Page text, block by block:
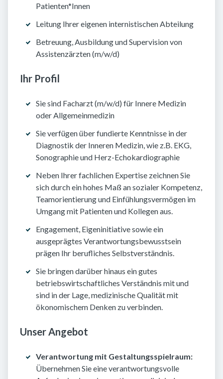
Patienten*Innen
Leitung Ihrer eigenen internistischen Abteilung
Betreuung, Ausbildung und Supervision von
Assistenzärzten (m/w/d)
Ihr Profil
Sie sind Facharzt (m/w/d) für Innere Medizin
oder Allgemeinmedizin
Sie verfügen über fundierte Kenntnisse in der
Diagnostik der Inneren Medizin, wie z.B. EKG,
Sonographie und Herz-Echokardiographie
Neben Ihrer fachlichen Expertise zeichnen Sie
sich durch ein hohes Maß an sozialer Kompetenz,
Teamorientierung und Einfühlungsvermögen im
Umgang mit Patienten und Kollegen aus.
Engagement, Eigeninitiative sowie ein
ausgeprägtes Verantwortungsbewusstsein
prägen Ihr berufliches Selbstverständnis.
Sie bringen darüber hinaus ein gutes
betriebswirtschaftliches Verständnis mit und
sind in der Lage, medizinische Qualität mit
ökonomischem Denken zu verbinden.
Unser Angebot
Verantwortung mit Gestaltungsspielraum:
Übernehmen Sie eine verantwortungsvolle